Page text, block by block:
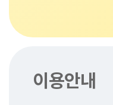
이용안내